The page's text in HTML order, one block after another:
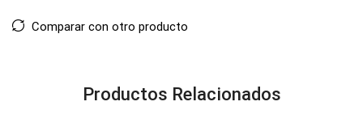
Comparar con otro producto
Productos Relacionados